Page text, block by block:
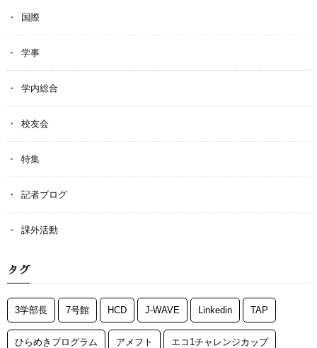
国際
学事
学内総合
校友会
特集
記者ブログ
課外活動
タグ
3学部長 7号館 HCD J-WAVE Linkedin TAP
ひらめきプログラム アメフト エコ1チャレンジカップ